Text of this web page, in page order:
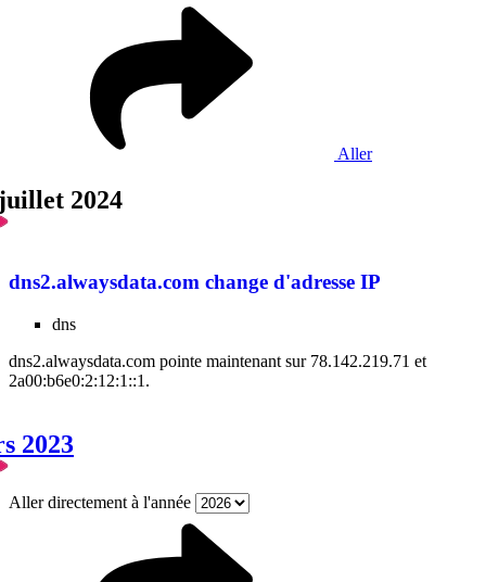
Aller
2024
dns2.alwaysdata.com change d'adresse IP
dns
dns2.alwaysdata.com pointe maintenant sur 78.142.219.71 et
2a00:b6e0:2:12:1::1.
2023
Aller directement à l'année